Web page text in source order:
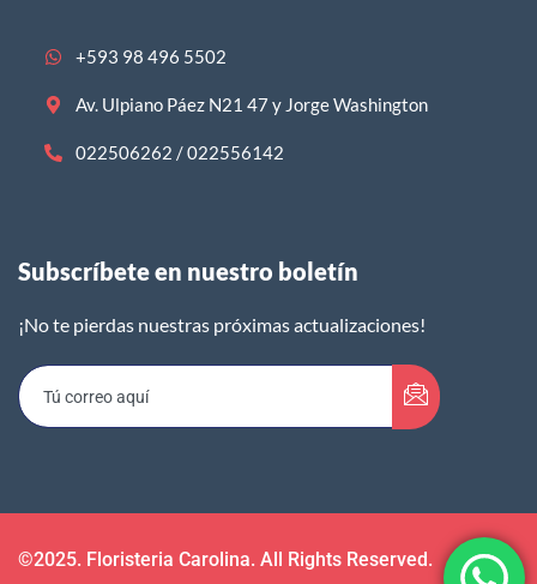
+593 98 496 5502
Av. Ulpiano Páez N21 47 y Jorge Washington
022506262 / 022556142
Subscríbete en nuestro boletín​
¡No te pierdas nuestras próximas actualizaciones!
©2025. Floristeria Carolina. All Rights Reserved.